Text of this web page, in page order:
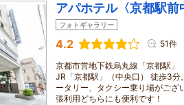
アパホテル〈京都駅前
フォトギャラリー
4.2 51件
京都市営地下鉄烏丸線「京都駅」
JR「京都駅」（中央口） 徒歩3分
ータリー、タクシー乗り場がござ
張利用どちらにも便利です！